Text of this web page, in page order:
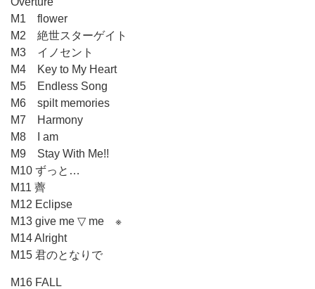
M1 flower
M2 絶世スターゲイト
M3 イノセント
M4 Key to My Heart
M5 Endless Song
M6 spilt memories
M7 Harmony
M8 I am
M9 Stay With Me!!
M10 ずっと…
M11 薺
M12 Eclipse
M13 give me ▽ me ※
M14 Alright
M15 君のとなりで
M16 FALL